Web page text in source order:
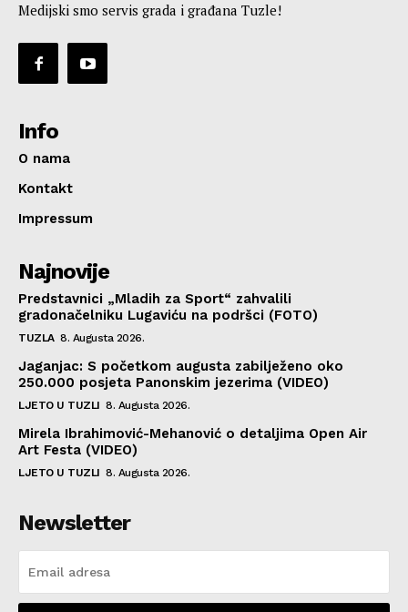
Medijski smo servis grada i građana Tuzle!
Info
O nama
Kontakt
Impressum
Najnovije
Predstavnici „Mladih za Sport“ zahvalili
gradonačelniku Lugaviću na podršci (FOTO)
TUZLA 8. Augusta 2026.
Jaganjac: S početkom augusta zabilježeno oko
250.000 posjeta Panonskim jezerima (VIDEO)
LJETO U TUZLI 8. Augusta 2026.
Mirela Ibrahimović-Mehanović o detaljima Open Air
Art Festa (VIDEO)
LJETO U TUZLI 8. Augusta 2026.
Newsletter